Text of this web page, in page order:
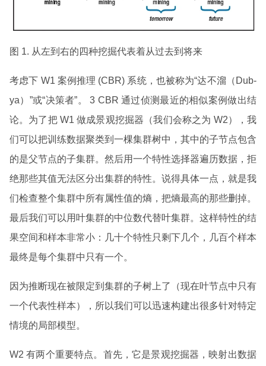
图 1. 从左到右的四种挖掘代表着从过去到将来
考虑下 W1 案例推理 (CBR) 系统，也被称为“达不溜（Dub-
ya）”或“决策者”。 3 CBR 通过侦测最近的相似案例做出结
论。为了把 W1 做成景观挖掘器（我们会称之为 W2），我
们可以把训练数据聚类到一棵集群树中，其中的子节点包含
的是父节点的子集群。然后用一个特性选择器遍历数据，拒
绝那些其值无法区分出集群的特性。说得具体一点，就是我
们检查整个集群中所有属性值的熵，把熵最高的那些删掉。
最后我们可以用叶集群的中位数代替叶集群。这样特性的结
果空间和样本非常小：几十个特性只剩下几个，几百个样本
最终是每个集群中只有一个。
因为推断现在被限定到集群的子树上了（现在叶节点中只有
一个代表性样本），所以我们可以迅速构建出很多针对特定
情境的局部模型。
W2 有两个重要特点。首先，它是景观挖掘器，映射出数据